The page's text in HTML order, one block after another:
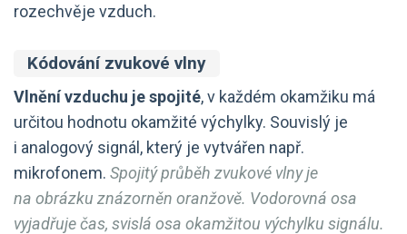
rozechvěje vzduch.
Kódování zvukové vlny
Vlnění vzduchu je spojité, v každém okamžiku má
určitou hodnotu okamžité výchylky. Souvislý je
i analogový signál, který je vytvářen např.
mikrofonem. Spojitý průběh zvukové vlny je
na obrázku znázorněn oranžově. Vodorovná osa
vyjadřuje čas, svislá osa okamžitou výchylku signálu.